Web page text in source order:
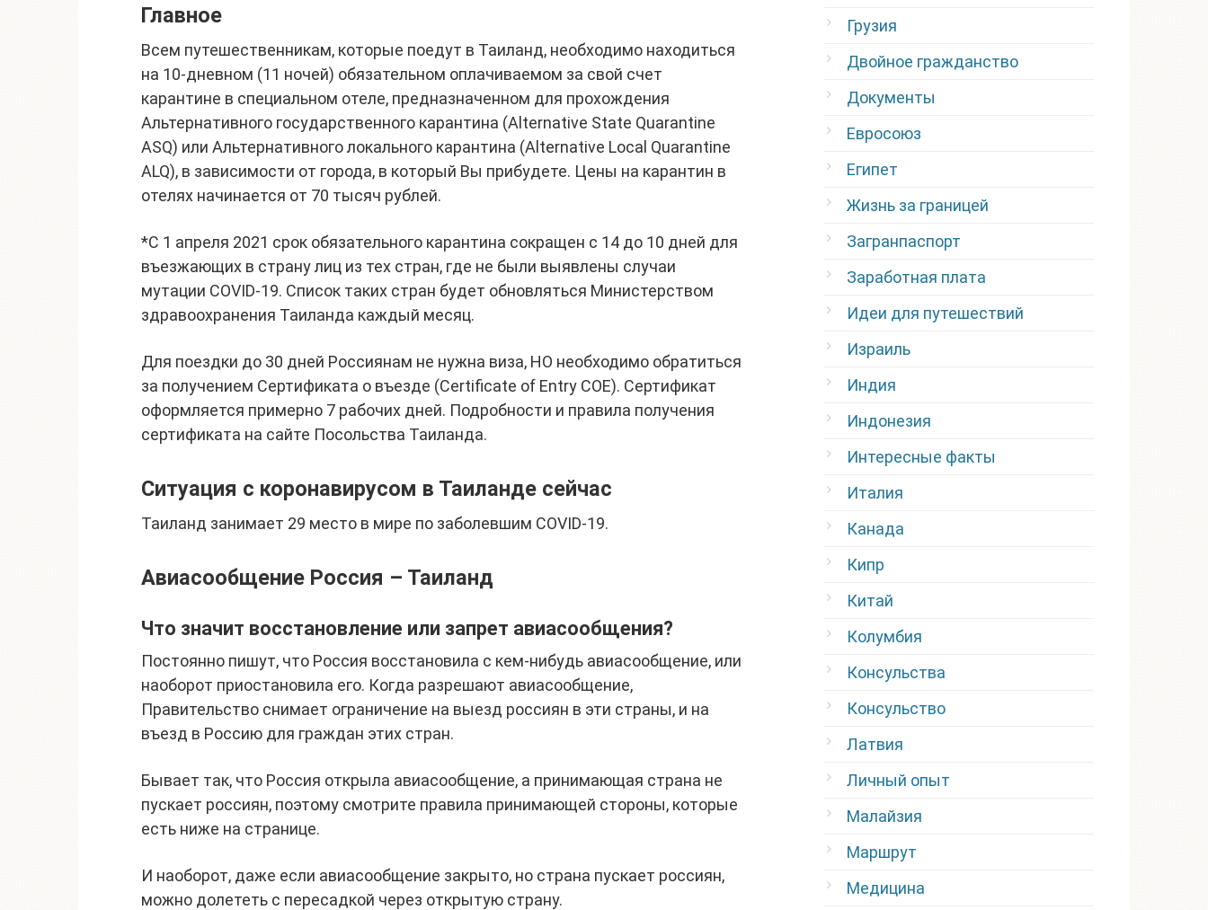
Главное
Всем путешественникам, которые поедут в Таиланд, необходимо находиться
на 10-дневном (11 ночей) обязательном оплачиваемом за свой счет
карантине в специальном отеле, предназначенном для прохождения
Альтернативного государственного карантина (Alternative State Quarantine
ASQ) или Альтернативного локального карантина (Alternative Local Quarantine
ALQ), в зависимости от города, в который Вы прибудете. Цены на карантин в
отелях начинается от 70 тысяч рублей.
*С 1 апреля 2021 срок обязательного карантина сокращен с 14 до 10 дней для
въезжающих в страну лиц из тех стран, где не были выявлены случаи
мутации COVID-19. Список таких стран будет обновляться Министерством
здравоохранения Таиланда каждый месяц.
Для поездки до 30 дней Россиянам не нужна виза, НО необходимо обратиться
за получением Сертификата о въезде (Certificate of Entry COE). Сертификат
оформляется примерно 7 рабочих дней. Подробности и правила получения
сертификата на сайте Посольства Таиланда.
Ситуация с коронавирусом в Таиланде сейчас
Таиланд занимает 29 место в мире по заболевшим COVID-19.
Авиасообщение Россия – Таиланд
Что значит восстановление или запрет авиасообщения?
Постоянно пишут, что Россия восстановила с кем-нибудь авиасообщение, или
наоборот приостановила его. Когда разрешают авиасообщение,
Правительство снимает ограничение на выезд россиян в эти страны, и на
въезд в Россию для граждан этих стран.
Бывает так, что Россия открыла авиасообщение, а принимающая страна не
пускает россиян, поэтому смотрите правила принимающей стороны, которые
есть ниже на странице.
И наоборот, даже если авиасообщение закрыто, но страна пускает россиян,
можно долететь с пересадкой через открытую страну.
Грузия
Двойное гражданство
Документы
Евросоюз
Египет
Жизнь за границей
Загранпаспорт
Заработная плата
Идеи для путешествий
Израиль
Индия
Индонезия
Интересные факты
Италия
Канада
Кипр
Китай
Колумбия
Консульства
Консульство
Латвия
Личный опыт
Малайзия
Маршрут
Медицина